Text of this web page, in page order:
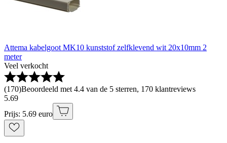
Attema kabelgoot MK10 kunststof zelfklevend wit 20x10mm 2
meter
Veel verkocht
(170)Beoordeeld met 4.4 van de 5 sterren, 170 klantreviews
5.69
Prijs: 5.69 euro